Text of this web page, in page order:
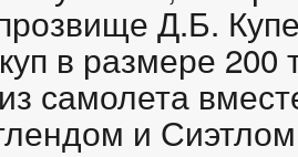
Д.Б.
в размере 200
самолета
и